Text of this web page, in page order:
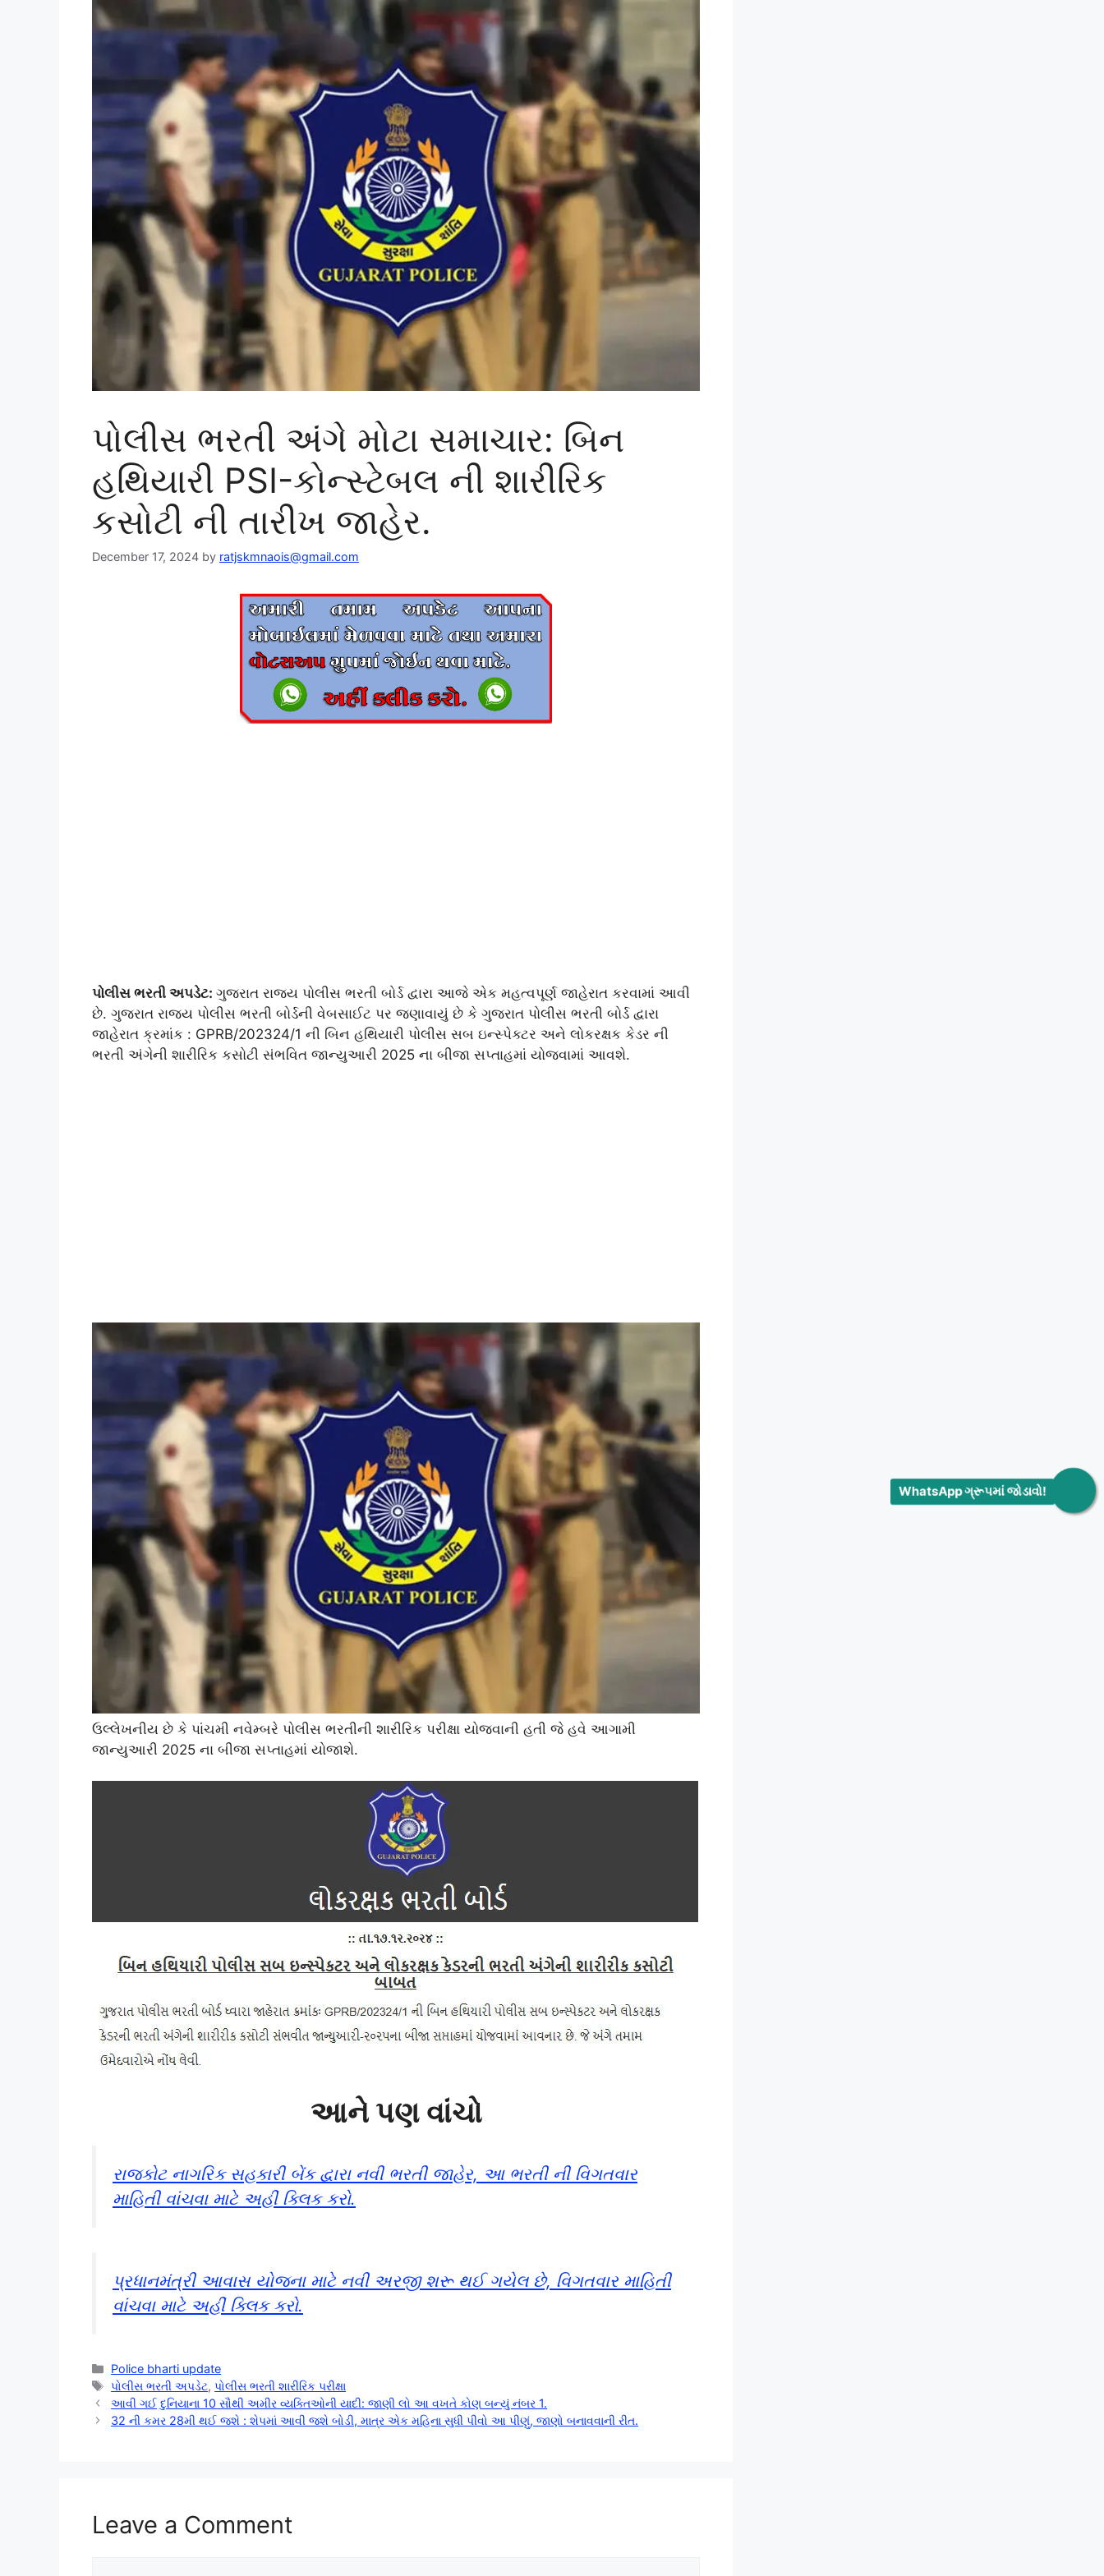
WhatsApp ગ્રૂપમાં જોડાવો!
પોલીસ ભરતી અંગે મોટા સમાચાર: બિન
હથિયારી PSI-કોન્સ્ટેબલ ની શારીરિક
કસોટી ની તારીખ જાહેર.
December 17, 2024 by ratjskmnaois@gmail.com
પોલીસ ભરતી અપડેટ: ગુજરાત રાજ્ય પોલીસ ભરતી બોર્ડ દ્વારા આજે એક મહત્વપૂર્ણ જાહેરાત કરવામાં આવી
છે. ગુજરાત રાજ્ય પોલીસ ભરતી બોર્ડની વેબસાઈટ પર જણાવાયું છે કે ગુજરાત પોલીસ ભરતી બોર્ડ દ્વારા
જાહેરાત ક્રમાંક : GPRB/202324/1 ની બિન હથિયારી પોલીસ સબ ઇન્સ્પેક્ટર અને લોકરક્ષક કેડર ની
ભરતી અંગેની શારીરિક કસોટી સંભવિત જાન્યુઆરી 2025 ના બીજા સપ્તાહમાં યોજવામાં આવશે.
ઉલ્લેખનીય છે કે પાંચમી નવેમ્બરે પોલીસ ભરતીની શારીરિક પરીક્ષા યોજવાની હતી જે હવે આગામી
જાન્યુઆરી 2025 ના બીજા સપ્તાહમાં યોજાશે.
આને પણ વાંચો
રાજકોટ નાગરિક સહકારી બેંક દ્વારા નવી ભરતી જાહેર, આ ભરતી ની વિગતવાર
માહિતી વાંચવા માટે અહીં ક્લિક કરો.
પ્રધાનમંત્રી આવાસ યોજના માટે નવી અરજી શરૂ થઈ ગયેલ છે, વિગતવાર માહિતી
વાંચવા માટે અહીં ક્લિક કરો.
Categories
Police bharti update
Tags
પોલીસ ભરતી અપડેટ,પોલીસ ભરતી શારીરિક પરીક્ષા
આવી ગઈ દુનિયાના 10 સૌથી અમીર વ્યક્તિઓની યાદી: જાણી લો આ વખતે કોણ બન્યું નંબર 1.
32 ની કમર 28મી થઈ જશે : શેપમાં આવી જશે બોડી, માત્ર એક મહિના સુધી પીવો આ પીણું, જાણો બનાવવાની રીત.
Leave a Comment